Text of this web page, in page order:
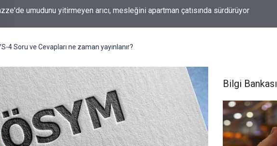
umudunu yitirmeyen arıcı, mesleğini apartman çatısında sürdürüyor
4 Soru ve Cevapları ne zaman yayınlanır?
Bilgi Bankası